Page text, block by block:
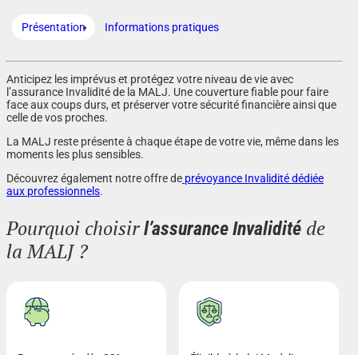
Présentation Informations pratiques
Anticipez les imprévus et protégez votre niveau de vie avec
l’assurance Invalidité de la MALJ. Une couverture fiable pour faire
face aux coups durs, et préserver votre sécurité financière ainsi que
celle de vos proches.
La MALJ reste présente à chaque étape de votre vie, même dans les
moments les plus sensibles.
Découvrez également notre offre de prévoyance Invalidité dédiée
aux professionnels.
Pourquoi choisirl’assurance Invalidité de
la MALJ ?